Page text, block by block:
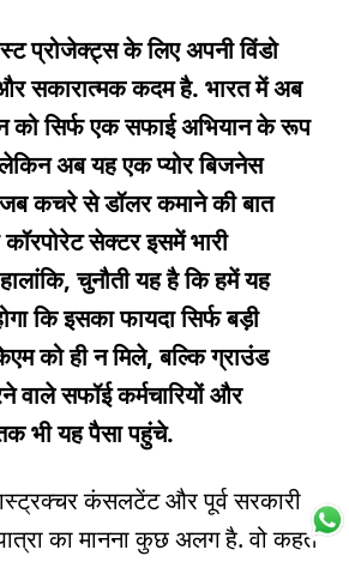
प्रोजेक्ट्स के लिए अपनी विंडो
सकारात्मक कदम है. भारत में अब
को सिर्फ एक सफाई अभियान के रूप
अब यह एक प्योर बिजनेस
कचरे से डॉलर कमाने की बात
सेक्टर इसमें भारी
चुनौती यह है कि हमें यह
कि इसका फायदा सिर्फ बड़ी
को ही न मिले, बल्कि ग्राउंड
सफॉई कर्मचारियों और
भी यह पैसा पहुंचे.
कंसलटेंट और पूर्व सरकारी
का मानना कुछ अलग है. वो कहते